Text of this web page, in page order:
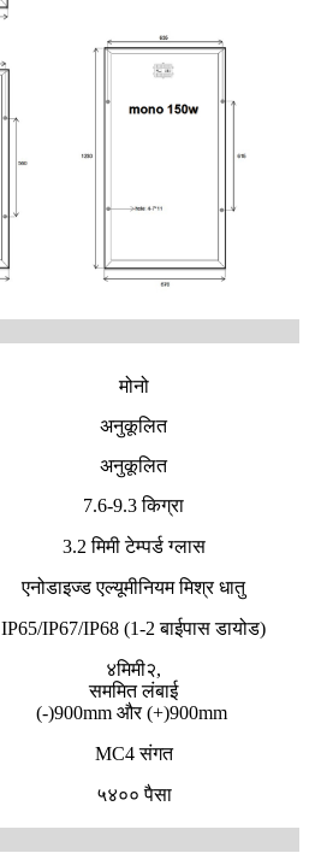
मोनो
अनुकूलित
अनुकूलित
7.6-9.3 किग्रा
3.2 मिमी टेम्पर्ड ग्लास
एनोडाइज्ड एल्यूमीनियम मिश्र धातु
IP65/IP67/IP68 (1-2 बाईपास डायोड)
४मिमी२,
सममित लंबाई
(-)900mm और (+)900mm
MC4 संगत
५४०० पैसा